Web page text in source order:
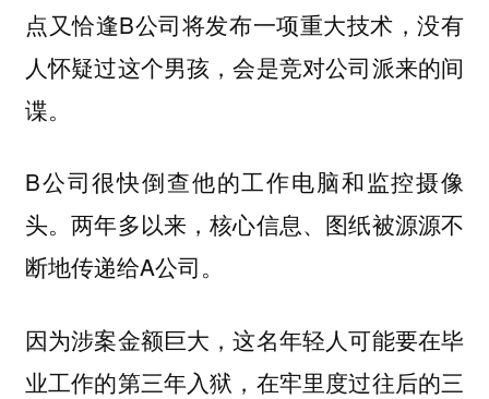
点又恰逢B公司将发布一项重大技术，没有
人怀疑过这个男孩，会是竞对公司派来的间
谍。
B公司很快倒查他的工作电脑和监控摄像
头。两年多以来，核心信息、图纸被源源不
断地传递给A公司。
因为涉案金额巨大，这名年轻人可能要在毕
业工作的第三年入狱，在牢里度过往后的三